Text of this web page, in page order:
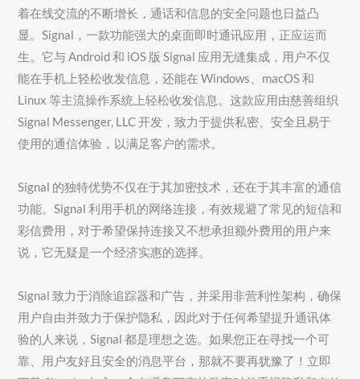
着在线交流的不断增长，通话和信息的安全问题也日益凸
显。Signal，一款功能强大的桌面即时通讯应用，正应运而
生。它与 Android 和 iOS 版 Signal 应用无缝集成，用户不仅
能在手机上轻松收发信息，还能在 Windows、macOS 和
Linux 等主流操作系统上轻松收发信息。这款应用由慈善组织
Signal Messenger, LLC 开发，致力于提供私密、安全且易于
使用的通信体验，以满足客户的需求。
Signal 的独特优势不仅在于其加密技术，还在于其丰富的通信
功能。Signal 利用手机的网络连接，有效规避了常见的短信和
彩信费用，对于希望保持连接又不想承担额外费用的用户来
说，它无疑是一个经济实惠的选择。
Signal 致力于消除追踪器和广告，并采用非营利性架构，确保
用户自由并致力于保护隐私，因此对于任何希望提升通讯体
验的人来说，Signal 都是理想之选。如果您正在寻找一个可
靠、用户友好且安全的消息平台，那就不要再犹豫了！立即